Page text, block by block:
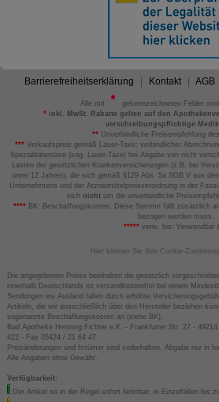
Barrierefreiheitserklärung Kontakt AGB
Alle mit
gekennzeichneten Felder
*inkl. MwSt. Rabatte gelten auf den
verschreibungspflichtige
** Unverbindliche Preisempfehlung
*** Verkaufspreis gemäß Lauer-Taxe; verbindlicher
Spezialitätentaxe (sog. Lauer-Taxe) bei Abgabe von nicht
Lasten der gesetzlichen Krankenversicherungen (z.B. bei
unter 12 Jahren), die sich gemäß §129 Abs. 5a SGB V aus
Unternehmens und der Arzneimittelpreisverordnung in der
sich nicht um die unverbindliche
****BK: Beschaffungskosten. Diese Summe fällt zusätzlich
bezogen werden muss.
*****verw. bis: Verwendbar
Hier können Sie Ihre Cookie-
Die angegebenen Preise beinhalten die gesetzlich
innerhalb Deutschlands ist versandkostenfrei bei einem
Sendungen ins Ausland fallen durch erhöhte
Artikeln, die wir ausschließlich über den Hersteller beziehen
sogenannte Beschaffungskosten an (siehe BK).
Bad Apotheke Henning Fichter e.K. - Frankfurter Str. 27 - 49214
422 - Fax 05424 / 21 64 47
Preisänderungen und Irrtümer sind vorbehalten. Abgabe nur in
Alle Angaben ohne Gewähr.
Verfügbarkeit:
Der Artikel ist in der Regel sofort lieferbar, in Einzelfällen bis